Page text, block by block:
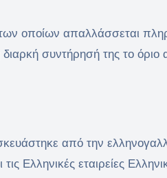
οποίων απαλλάσσεται
συντήρησή της το όριο
από την
Ελληνικές εταιρείες